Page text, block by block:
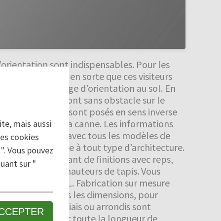
mais aussi
cookies
Vous pouvez
sur "
sont indispensables. Pour les
Pour faire en sorte que ces visiteurs
sur un marquage d’orientation au sol. En
qui sont sans obstacle sur le
de surcroit sont posés en sens inverse
le pied ou la canne. Les informations
être combiné avec tous les modèles de
être adaptée à tout type d’architecture.
choix important de finitions avec reps,
pour les hauteurs de tapis. Vous
nuancier RAL. Fabrication sur mesure
dans toutes les dimensions, pour
découpes en biais ou arrondis sont
intégrées sur toute la longueur de